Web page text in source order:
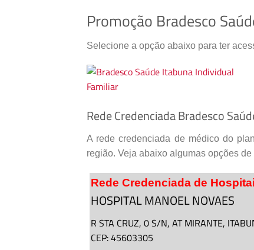
Promoção Bradesco
Selecione a opção abaixo para ter
Rede Credenciada Bradesco
A rede credenciada de médico do
região. Veja abaixo algumas opções
Rede Credenciada de
HOSPITAL MANOEL NOVAES
R STA CRUZ, 0S/N, AT MIRANTE,
CEP: 45603305